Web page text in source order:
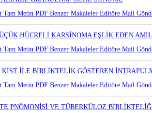
GRANÜLOM: OLGU SUNUMU
Tam MetinPDFBenzer MakalelerEditöre Mail
HÜCRELİ KARSİNOMA EŞLİK EDEN
Tam MetinPDFBenzer MakalelerEditöre Mail
KİST İLE BİRLİKTELİK GÖSTEREN
Tam MetinPDFBenzer MakalelerEditöre Mail